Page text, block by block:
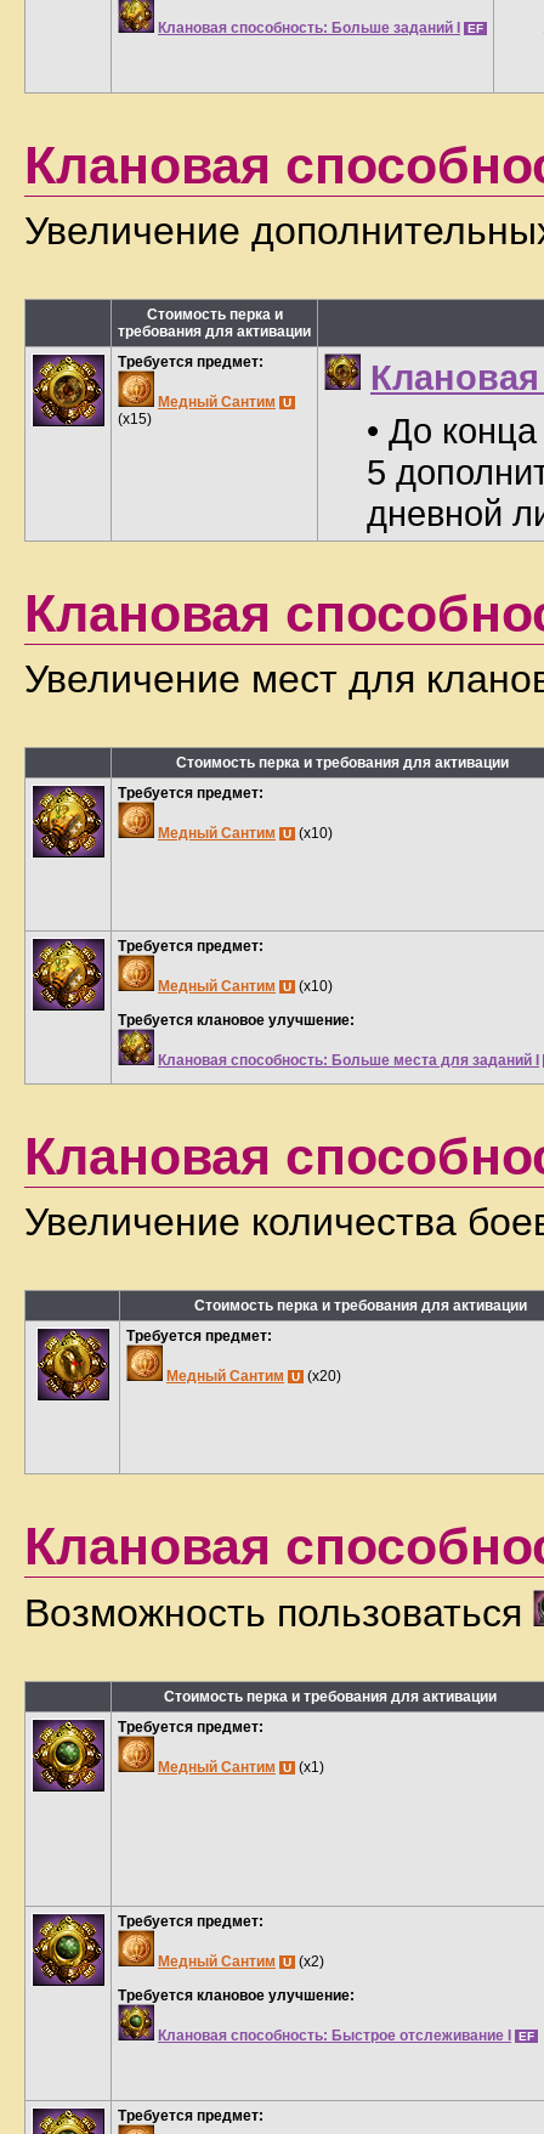
Клановая способность: Больше заданий I EF
Клановая
Увеличение
Стоимость перка и
требования для активации
Требуется предмет:
Медный Сантим U
(x15)
• До
5
дневной
Клановая
Увеличение мест для
Стоимость перка и требования для активации
Требуется предмет:
Медный Сантим U (x10)
Требуется предмет:
Медный Сантим U (x10)
Требуется клановое улучшение:
Клановая способность: Больше места для заданий I
Клановая
Увеличение количества
Стоимость перка и требования для активации
Требуется предмет:
Медный Сантим U (x20)
Клановая
Возможность пользоваться
Стоимость перка и требования для активации
Требуется предмет:
Медный Сантим U (x1)
Требуется предмет:
Медный Сантим U (x2)
Требуется клановое улучшение:
Клановая способность: Быстрое отслеживание I EF
Требуется предмет: